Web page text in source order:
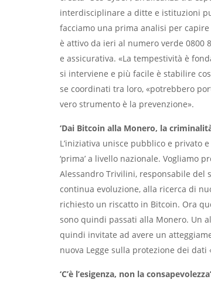
interdisciplinare a ditte e istituzioni
facciamo una prima analisi per
è attivo da ieri al numero verde 0800
e assicurativa. «La tempestività è
si interviene e più facile è stabilire
se coordinati tra loro, «potrebbero
vero strumento è la prevenzione».
‘Dai Bitcoin alla Monero, la
L’iniziativa unisce pubblico e privato
‘prima’ a livello nazionale. Vogliamo
Alessandro Trivilini, responsabile del
continua evoluzione, alla ricerca di
richiesto un riscatto in Bitcoin. Ora
sono quindi passati alla Monero. Un
quindi invitate ad avere un
nuova Legge sulla protezione dei
‘C’è l’esigenza, non la consapevolezza’